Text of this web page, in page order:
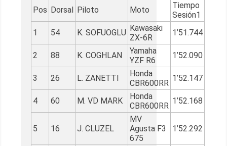
Pos Dorsal Piloto Moto
Tiempo
Sesión1
1
54 K. SOFUOGLU Kawasaki
ZX-6R
1’51.744
2 88 K. COGHLAN
Yamaha
YZF R6
1’52.090
3 26 L. ZANETTI
Honda
CBR600RR
1’52.147
4 60 M. VD MARK
Honda
CBR600RR
1’52.168
5 16 J. CLUZEL
MV
Agusta F3
675
1’52.292